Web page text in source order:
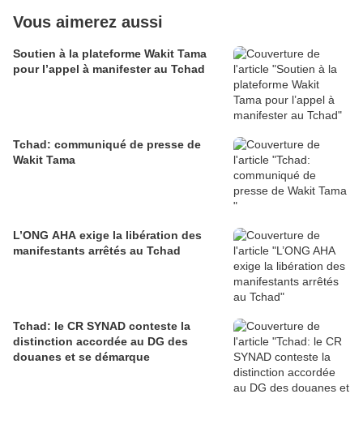
Vous aimerez aussi
Soutien à la plateforme Wakit Tama
pour l’appel à manifester au Tchad
Tchad: communiqué de presse de
Wakit Tama
L’ONG AHA exige la libération des
manifestants arrêtés au Tchad
Tchad: le CR SYNAD conteste la
distinction accordée au DG des
douanes et se démarque